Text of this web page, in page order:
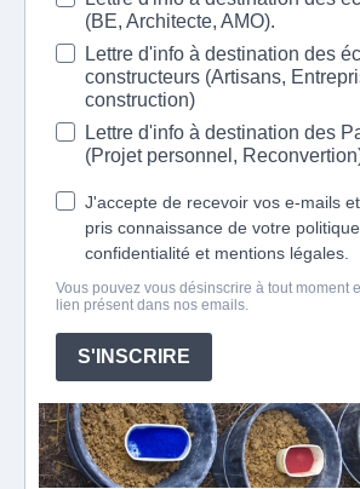
(BE, Architecte, AMO).
Lettre d'info à destination des
constructeurs (Artisans,
construction)
Lettre d'info à destination des
(Projet personnel,
J'accepte de recevoir vos e-mails
pris connaissance de votre
confidentialité et mentions légales.
Vous pouvez vous désinscrire à tout moment
lien présent dans nos emails.
S'INSCRIRE